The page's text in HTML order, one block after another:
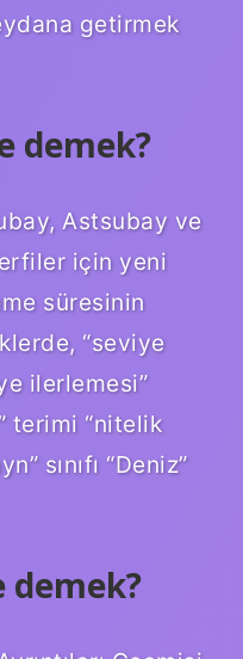
getirmek
demek?
Astsubay ve
için yeni
süresinin
“seviye
ilerlemesi”
terimi “nitelik
sınıfı “Deniz”
demek?